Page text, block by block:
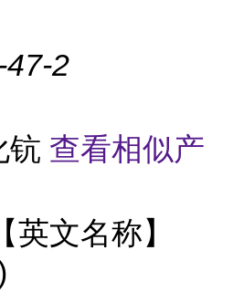
47-2
钪 查看相似产
英文名称】